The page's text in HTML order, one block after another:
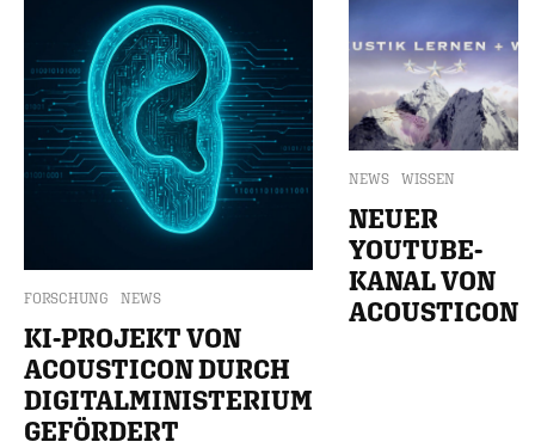
FORSCHUNG NEWS
KI-PROJEKT VON
ACOUSTICON DURCH
DIGITALMINISTERIUM
GEFÖRDERT
NEWS WISSEN
NEUER
YOUTUBE-
KANAL VON
ACOUSTICON